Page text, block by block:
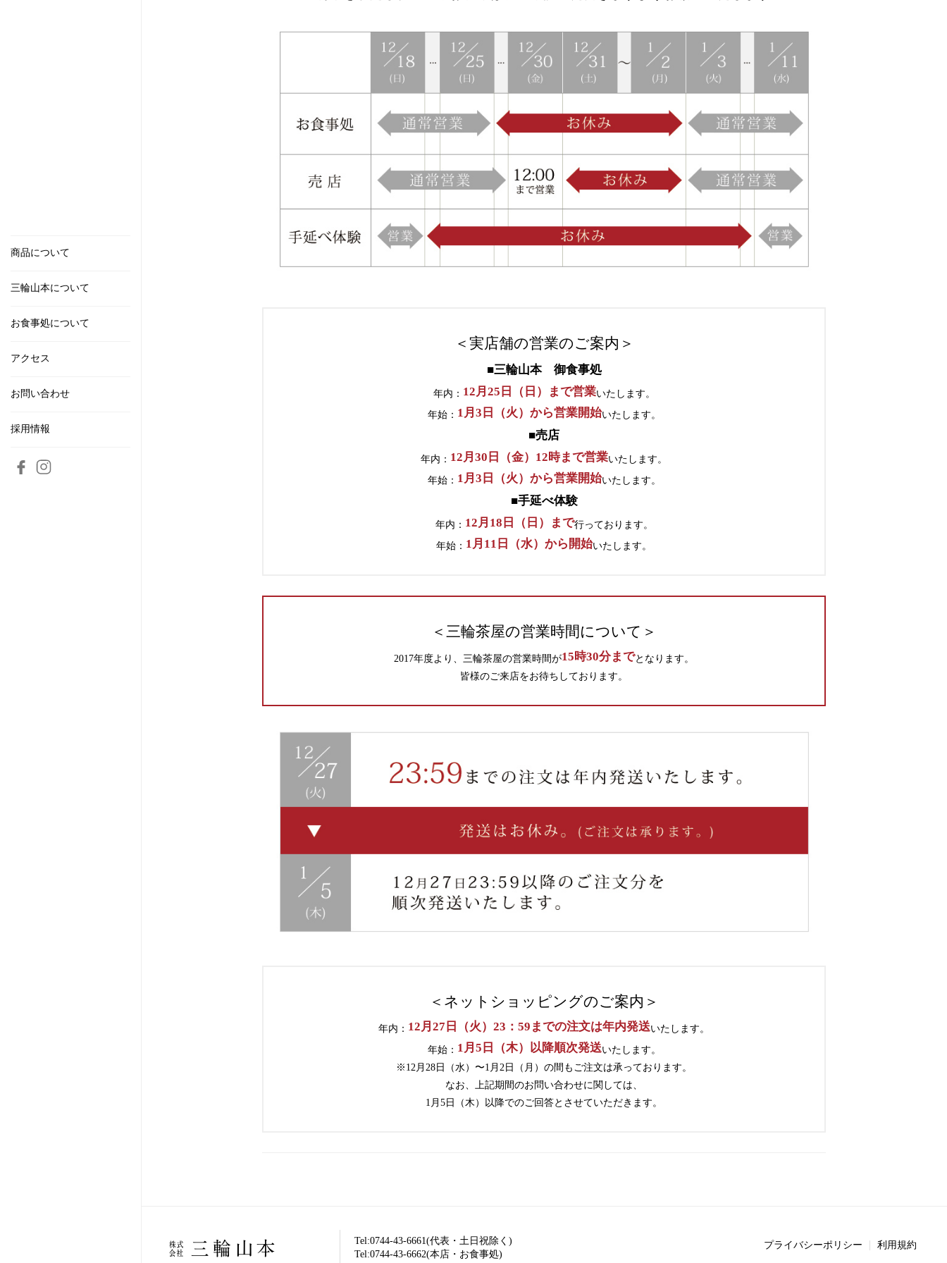
商品について
三輪山本について
お食事処について
アクセス
お問い合わせ
採用情報
＜実店舗の営業のご案内＞
■三輪山本 御食事処
年内： 12月25日（日）まで営業いたします。
年始： 1月3日（火）から営業開始いたします。
■売店
年内： 12月30日（金）12時まで営業いたします。
年始： 1月3日（火）から営業開始いたします。
■手延べ体験
年内： 12月18日（日）まで行っております。
年始： 1月11日（水）から開始いたします。
＜三輪茶屋の営業時間について＞
2017年度より、三輪茶屋の営業時間が15時30分までとなります。
皆様のご来店をお待ちしております。
＜ネットショッピングのご案内＞
年内： 12月27日（火）23：59までの注文は年内発送いたします。
年始： 1月5日（木）以降順次発送いたします。
※12月28日（水）〜1月2日（月）の間もご注文は承っております。
なお、上記期間のお問い合わせに関しては、
1月5日（木）以降でのご回答とさせていただきます。
Tel:0744-43-6661(代表・土日祝除く)
Tel:0744-43-6662(本店・お食事処)
プライバシーポリシー 利用規約